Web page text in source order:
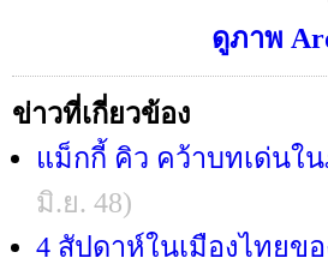
ดูภาพ
ข่าวที่เกี่ยวข้อง
แม็กกี้ คิว คว้าบทเด่นใน
มิ.ย. 48)
4 สัปดาห์ในเมืองไทยขอ